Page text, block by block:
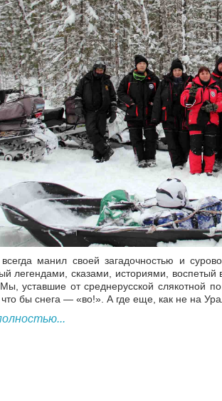
манил своей загадочностью и
легендами, сказами, историями,
уставшие от среднерусской слякотной
бы снега — «во!». А где еще, как не на